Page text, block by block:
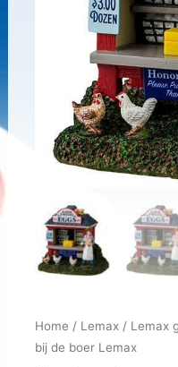
Home / Lemax/ Lemax
bij de boer Lemax